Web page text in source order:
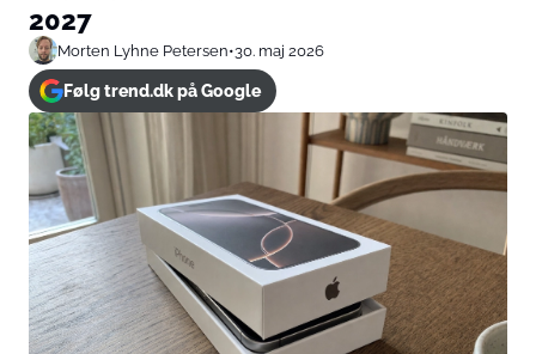
2027
Morten Lyhne Petersen•30. maj 2026
Følg trend.dk på Google